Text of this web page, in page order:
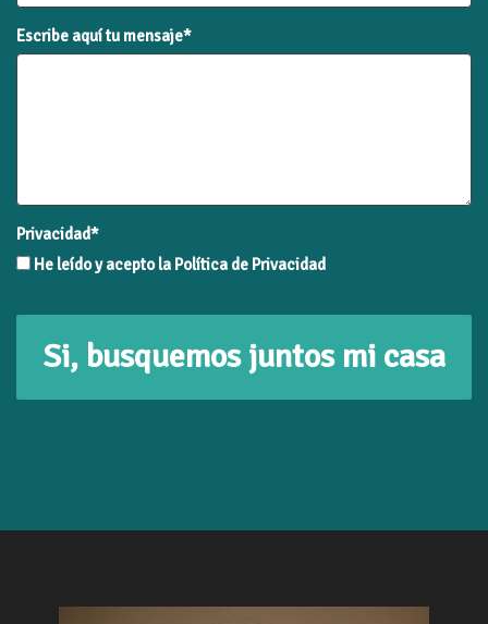
Escribe aquí tu mensaje*
Privacidad*
He leído y acepto la Política de Privacidad
Si, busquemos juntos mi casa